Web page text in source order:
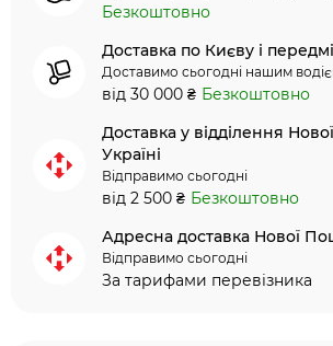
Безкоштовно
Доставка по Києву і
Доставимо сьогодні нашим
від 30 000 ₴ Безкоштовно
Доставка у відділення
Україні
Відправимо сьогодні
від 2 500 ₴ Безкоштовно
Адресна доставка Нової
Відправимо сьогодні
За тарифами перевізника